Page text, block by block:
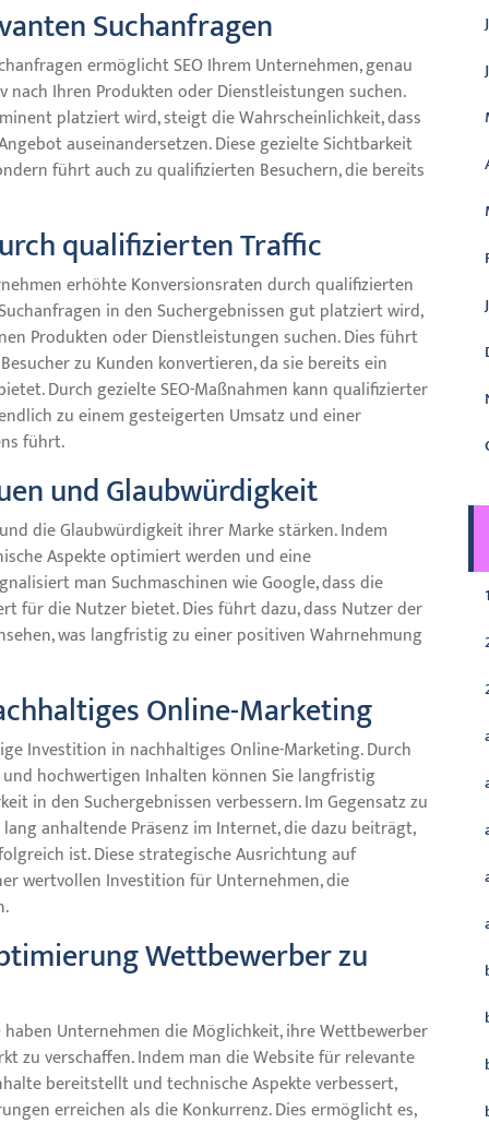
Suchanfragen
ermöglicht SEO Ihrem Unternehmen, genau
Ihren Produkten oder Dienstleistungen suchen.
platziert wird, steigt die Wahrscheinlichkeit, dass
auseinandersetzen. Diese gezielte Sichtbarkeit
führt auch zu qualifizierten Besuchern, die bereits
qualifizierten Traffic
erhöhte Konversionsraten durch qualifizierten
in den Suchergebnissen gut platziert wird,
Produkten oder Dienstleistungen suchen. Dies führt
zu Kunden konvertieren, da sie bereits ein
Durch gezielte SEO-Maßnahmen kann qualifizierter
zu einem gesteigerten Umsatz und einer
führt.
und Glaubwürdigkeit
die Glaubwürdigkeit ihrer Marke stärken. Indem
Aspekte optimiert werden und eine
man Suchmaschinen wie Google, dass die
für die Nutzer bietet. Dies führt dazu, dass Nutzer der
was langfristig zu einer positiven Wahrnehmung
Online-Marketing
Investition in nachhaltiges Online-Marketing. Durch
hochwertigen Inhalten können Sie langfristig
in den Suchergebnissen verbessern. Im Gegensatz zu
anhaltende Präsenz im Internet, die dazu beiträgt,
ist. Diese strategische Ausrichtung auf
wertvollen Investition für Unternehmen, die
Wettbewerber zu
Unternehmen die Möglichkeit, ihre Wettbewerber
zu verschaffen. Indem man die Website für relevante
bereitstellt und technische Aspekte verbessert,
erreichen als die Konkurrenz. Dies ermöglicht es,